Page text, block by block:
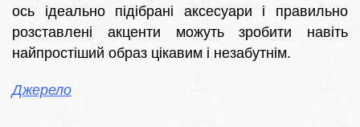
ось ідеально підібрані аксесуари і правильно
розставлені акценти можуть зробити навіть
найпростіший образ цікавим і незабутнім.
Джерело